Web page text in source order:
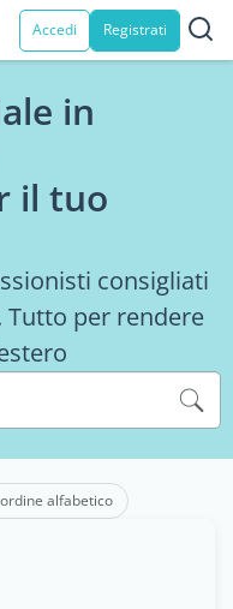
Accedi Registrati
in
il tuo
consigliati
per rendere
alfabetico